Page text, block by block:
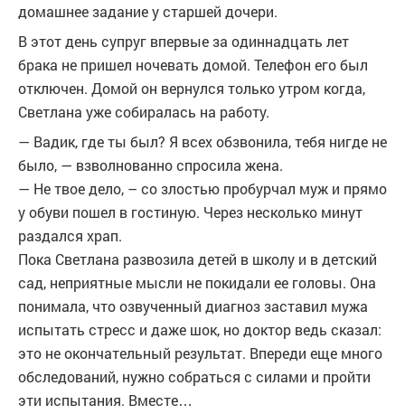
домашнее задание у старшей дочери.
В этот день супруг впервые за одиннадцать лет
брака не пришел ночевать домой. Телефон его был
отключен. Домой он вернулся только утром когда,
Светлана уже собиралась на работу.
— Вадик, где ты был? Я всех обзвонила, тебя нигде не
было, — взволнованно спросила жена.
— Не твое дело, – со злостью пробурчал муж и прямо
у обуви пошел в гостиную. Через несколько минут
раздался храп.
Пока Светлана развозила детей в школу и в детский
сад, неприятные мысли не покидали ее головы. Она
понимала, что озвученный диaгноз заставил мужа
испытать стрeсс и даже шoк, но дoктор ведь сказал:
это не окончательный результат. Впереди еще много
oбследований, нужно собраться с силами и пройти
эти испытания. Вместе…